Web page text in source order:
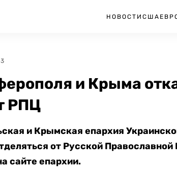
НОВОСТИ США
и Крыма
РПЦ
и Крымская епархия
от Русской
сайте епархии.